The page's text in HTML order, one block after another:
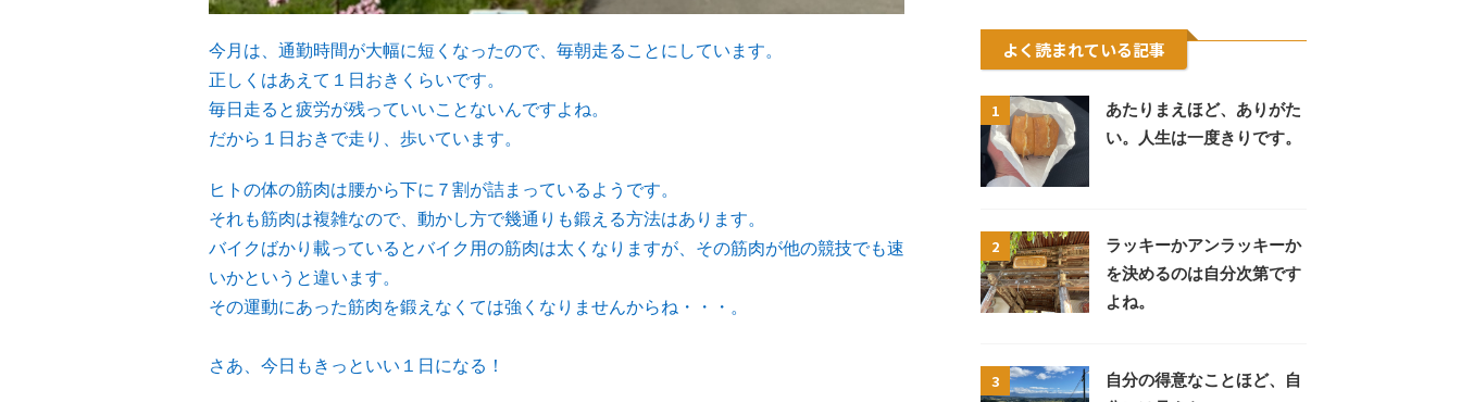
今月は、通勤時間が大幅に短くなったので、毎朝走ることにしています。
正しくはあえて１日おきくらいです。
毎日走ると疲労が残っていいことないんですよね。
だから１日おきで走り、歩いています。
ヒトの体の筋肉は腰から下に７割が詰まっているようです。
それも筋肉は複雑なので、動かし方で幾通りも鍛える方法はあります。
バイクばかり載っているとバイク用の筋肉は太くなりますが、その筋肉が他の競技でも速
いかというと違います。
その運動にあった筋肉を鍛えなくては強くなりませんからね・・・。
さあ、今日もきっといい１日になる！
よく読まれている記事
1
あたりまえほど、ありがた
い。人生は一度きりです。
2
ラッキーかアンラッキーか
を決めるのは自分次第です
よね。
3
自分の得意なことほど、自